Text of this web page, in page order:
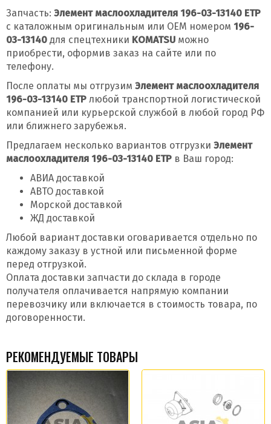
Запчасть: Элемент маслоохладителя 196-03-13140 ETP
с каталожным оригинальным или OEM номером 196-
03-13140 для спецтехники KOMATSU можно
приобрести, оформив заказ на сайте или по
телефону.
После оплаты мы отгрузим Элемент маслоохладителя
196-03-13140 ETP любой транспортной логистической
компанией или курьерской службой в любой город РФ
или ближнего зарубежья.
Предлагаем несколько вариантов отгрузки Элемент
маслоохладителя 196-03-13140 ETP в Ваш город:
АВИА доставкой
АВТО доставкой
Морской доставкой
ЖД доставкой
Любой вариант доставки оговаривается отдельно по
каждому заказу в устной или письменной форме
перед отгрузкой.
Оплата доставки запчасти до склада в городе
получателя оплачивается напрямую компании
перевозчику или включается в стоимость товара, по
договоренности.
РЕКОМЕНДУЕМЫЕ ТОВАРЫ